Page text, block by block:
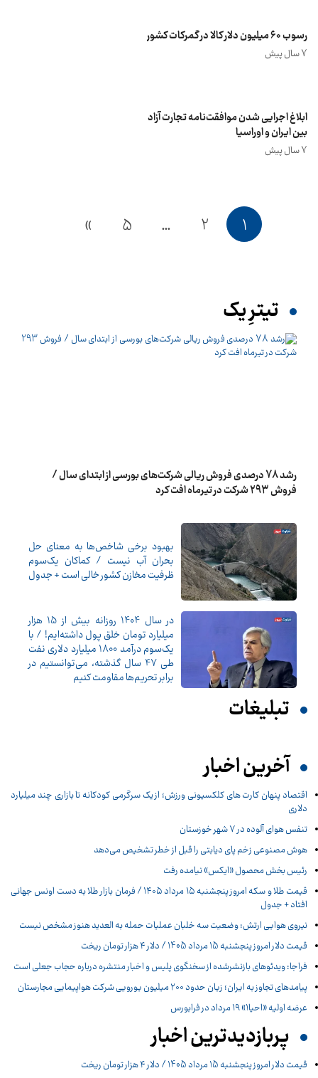
رسوب ۶۰ میلیون دلار کالا در گمرکات کشور
7 سال پیش
ابلاغ اجرایی شدن موافقت‌نامه تجارت آزاد
بین ایران و اوراسیا
7 سال پیش
1
2
…
5
»
تیترِ یک
رشد 78 درصدی فروش ریالی شرکت‌های بورسی از ابتدای سال /
فروش 293 شرکت در تیرماه افت کرد
بهبود برخی شاخص‌ها به معنای حل
بحران آب نیست / کماکان یک‌سوم
ظرفیت مخازن کشور خالی است + جدول
در سال 1404 روزانه بیش از 15 هزار
میلیارد تومان خلق پول داشته‌ایم! / با
یک‌سوم درآمد 1800 میلیارد دلاری نفت
طی 47 سال گذشته، می‌توانستیم در
برابر تحریم‌ها مقاومت کنیم
تبلیغات
آخرین اخبار
اقتصاد پنهان کارت های کلکسیونی ورزش؛ از یک سرگرمی کودکانه تا بازاری چند میلیارد
دلاری
تنفس هوای آلوده در ۷ شهر خوزستان
هوش مصنوعی زخم پای دیابتی را قبل از خطر تشخیص می‌دهد
رئیس بخش محصول «ایکس» نیامده رفت
قیمت طلا و سکه امروز پنجشنبه ۱۵ مرداد ۱۴۰۵ / فرمان بازار طلا به دست اونس جهانی
افتاد + جدول
نیروی هوایی ارتش: وضعیت سه خلبان عملیات حمله به العدید هنوز مشخص نیست
قیمت دلار امروز پنجشنبه 15 مرداد 1405 / دلار ۴ هزار تومان ریخت
فراجا: ویدئوهای بازنشرشده از سخنگوی پلیس و اخبار منتشره درباره حجاب جعلی است
پیامدهای تجاوز به ایران؛ زیان حدود ۲۰۰ میلیون یورویی شرکت هواپیمایی مجارستان
عرضه اولیه «احیا۱» ۱۹ مرداد در فرابورس
پربازدیدترین اخبار
قیمت دلار امروز پنجشنبه 15 مرداد 1405 / دلار ۴ هزار تومان ریخت